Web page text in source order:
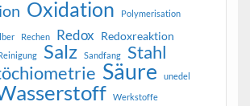
Oxidation Polymerisation
Rechen Redox Redoxreaktion
Salz Sandfang Stahl
Säure unedel
Werkstoffe